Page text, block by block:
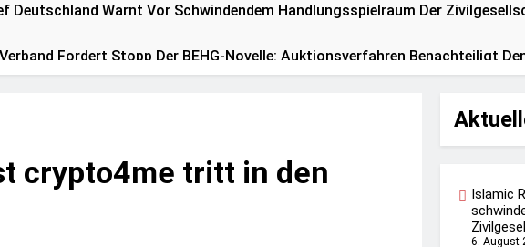
Deutschland Warnt Vor Schwindendem Handlungsspielraum Der
Fordert Stopp Der BEHG-Novelle: Auktionsverfahren Benachteiligt
Medientag Im Rahmen Der Bundeswehrmission EASTERN SHIELD Am
Lebensrettende Verwundetenversorgung: Bundeswehr Beschafft Weitere
crypto4me tritt in den
Islamic
6. August